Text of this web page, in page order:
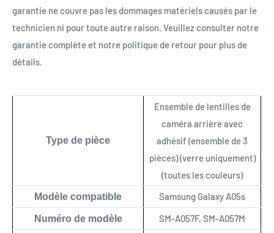
garantie ne couvre pas les dommages matériels causés par le
technicien ni pour toute autre raison. Veuillez consulter notre
garantie complète et notre politique de retour pour plus de
détails.
Type de pièce
Ensemble de lentilles de
caméra arrière avec
adhésif (ensemble de 3
pièces) (verre uniquement)
(toutes les couleurs)
Modèle compatible Samsung Galaxy A05s
Numéro de modèle SM-A057F, SM-A057M